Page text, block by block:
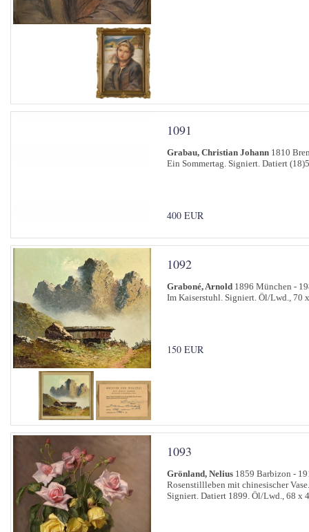
1091
Grabau, Christian Johann 1810
Ein Sommertag. Signiert. Datiert
400 EUR
1092
Graboné, Arnold 1896 München -
Im Kaiserstuhl. Signiert. Öl/Lwd., 70
150 EUR
1093
Grönland, Nelius 1859 Barbizon -
Rosenstillleben mit chinesischer Vase.
Signiert. Datiert 1899. Öl/Lwd., 68 x